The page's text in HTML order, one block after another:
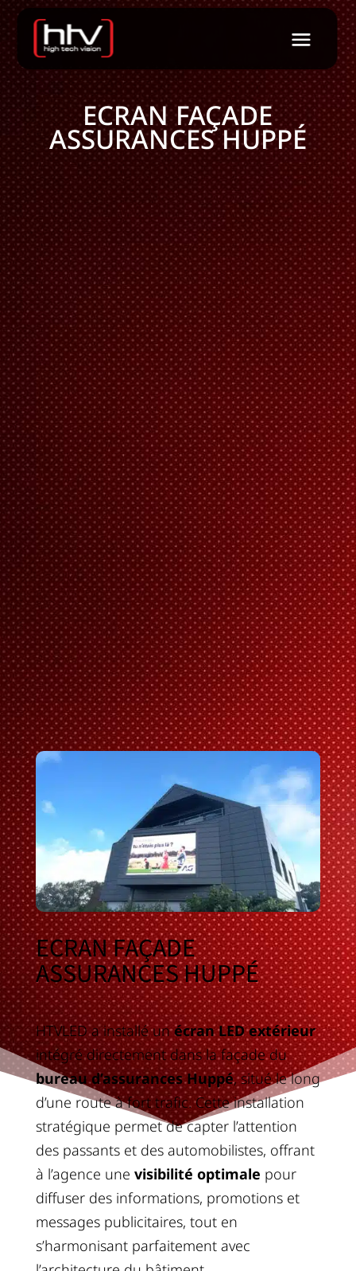
ECRAN FAÇADE
ASSURANCES HUPPÉ
ECRAN FAÇADE
ASSURANCES HUPPÉ
HTVLED a installé unécran LED extérieur
intégré directement dans la façade du
bureau d’assurances Huppé, situé le long
d’une route à fort trafic. Cette installation
stratégique permet de capter l’attention
des passants et des automobilistes, offrant
à l’agence une visibilité optimale pour
diffuser des informations, promotions et
messages publicitaires, tout en
s’harmonisant parfaitement avec